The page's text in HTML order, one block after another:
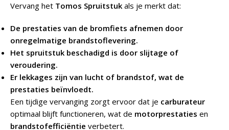
Vervang het Tomos Spruitstuk als je merkt dat:
De prestaties van de bromfiets afnemen door
onregelmatige brandstoflevering.
Het spruitstuk beschadigd is door slijtage of
veroudering.
Er lekkages zijn van lucht of brandstof, wat de
prestaties beïnvloedt.
Een tijdige vervanging zorgt ervoor dat je carburateur
optimaal blijft functioneren, wat de motorprestaties en
brandstofefficiëntie verbetert.